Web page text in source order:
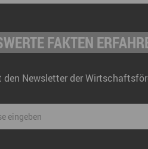
FAKTEN
Newsletter der